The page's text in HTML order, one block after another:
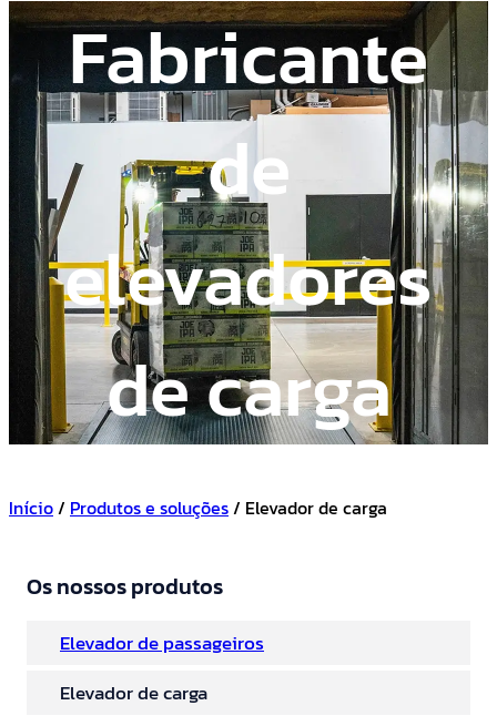
Fabricante
de
elevadores
de carga
Início/ Produtos e soluções/ Elevador de carga
Os nossos produtos
Elevador de passageiros
Elevador de carga